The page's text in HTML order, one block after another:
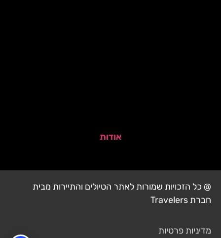
אודות
@ כל הזכויות שמורות לאתר הטיולים והתיירות מבית
חברת Travelers
מדיניות פרטיות